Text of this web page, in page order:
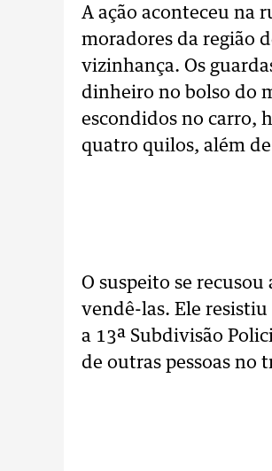
A ação aconteceu na
moradores da região
vizinhança. Os
dinheiro no bolso do
escondidos no carro,
quatro quilos, além
O suspeito se
vendê-las. Ele resistiu
a 13ª Subdivisão
de outras pessoas no